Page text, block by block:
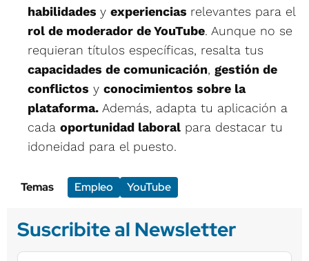
habilidades y experiencias relevantes para el
rol de moderador de YouTube. Aunque no se
requieran títulos específicas, resalta tus
capacidades de comunicación, gestión de
conflictos y conocimientos sobre la
plataforma. Además, adapta tu aplicación a
cada oportunidad laboral para destacar tu
idoneidad para el puesto.
Temas Empleo YouTube
Suscribite al Newsletter